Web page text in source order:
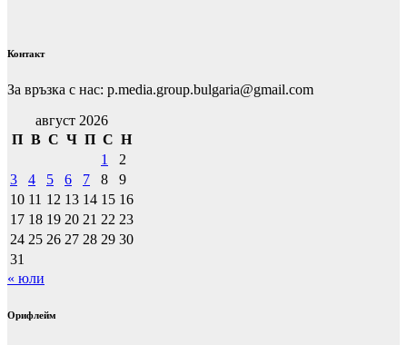
Контакт
За връзка с нас: p.media.group.bulgaria@gmail.com
август 2026
П В С Ч П С Н
1
2
3
4 5 6 7 8
9
10 11 12 13 14 15 16
17 18 19 20 21 22 23
24 25 26 27 28 29 30
31
« юли
Орифлейм